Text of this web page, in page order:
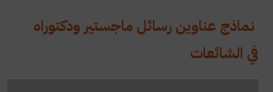
نماذج عناوين رسائل ماجستير ودكتوراه
في الشائعات